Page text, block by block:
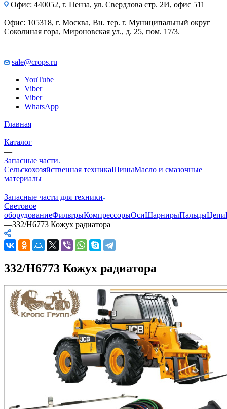
Офис: 440052, г. Пенза, ул. Свердлова стр. 2И, офис 511
Офис: 105318, г. Москва, Вн. тер. г. Муниципальный округ
Соколиная гора, Мироновская ул., д. 25, пом. 17/3.
sale@crops.ru
YouTube
Viber
Viber
WhatsApp
Главная
—
Каталог
—
Запасные части
Сельскохозяйственная техникаШиныМасло и смазочные
материалы
—
Запасные части для техники
Световое
оборудованиеФильтрыКомпрессорыОсиШарнирыПальцыЦепи
—332/H6773 Кожух радиатора
332/H6773 Кожух радиатора